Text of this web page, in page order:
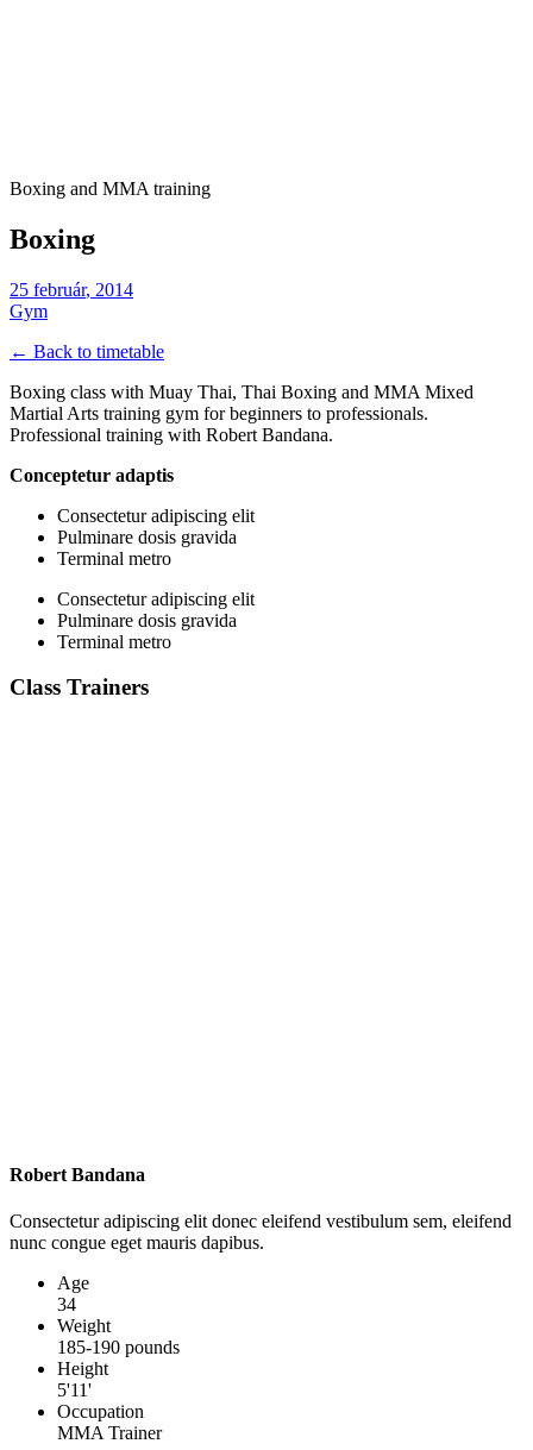
Boxing and MMA training
Boxing
25 február, 2014
Gym
← Back to timetable
Boxing class with Muay Thai, Thai Boxing and MMA Mixed
Martial Arts training gym for beginners to professionals.
Professional training with Robert Bandana.
Conceptetur adaptis
Consectetur adipiscing elit
Pulminare dosis gravida
Terminal metro
Consectetur adipiscing elit
Pulminare dosis gravida
Terminal metro
Class Trainers
Robert Bandana
Consectetur adipiscing elit donec eleifend vestibulum sem, eleifend
nunc congue eget mauris dapibus.
Age
34
Weight
185-190 pounds
Height
5'11'
Occupation
MMA Trainer